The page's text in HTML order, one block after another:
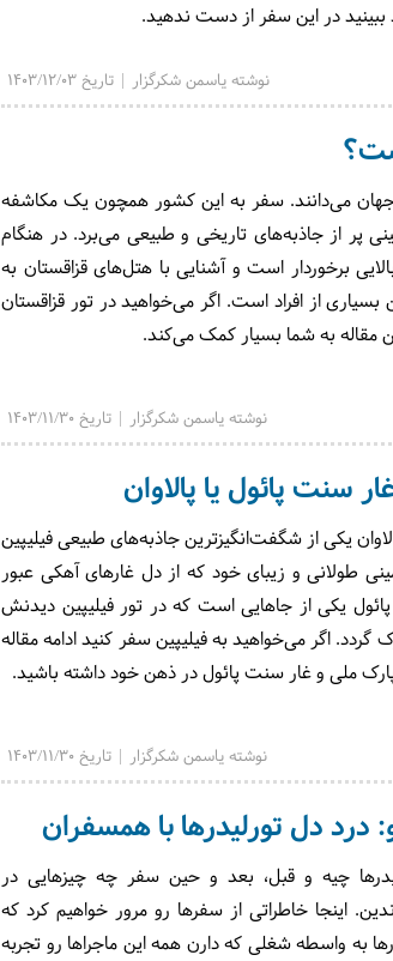
ببینید در این سفر از دست ندهید.
نوشته یاسمن شکرگزار | تاریخ 1403/12/03
می‌دانند. سفر به این کشور همچون یک مکاشفه
پر از جاذبه‌های تاریخی و طبیعی می‌برد. در هنگام
برخوردار است و آشنایی با هتل‌های قزاقستان به
از افراد است. اگر می‌خواهید در تور قزاقستان
مقاله به شما بسیار کمک می‌کند.
نوشته یاسمن شکرگزار | تاریخ 1403/11/30
سنت پائول یا پالاوان
یکی از شگفت‌انگیزترین جاذبه‌های طبیعی فیلیپین
طولانی و زیبای خود که از دل غارهای آهکی عبور
یکی از جاهایی است که در تور فیلیپین دیدنش
اگر می‌خواهید به فیلیپین سفر کنید ادامه مقاله
ملی و غار سنت پائول در ذهن خود داشته باشید.
نوشته یاسمن شکرگزار | تاریخ 1403/11/30
درد دل تورلیدرها با همسفران
چیه و قبل، بعد و حین سفر چه چیزهایی در
اینجا خاطراتی از سفرها رو مرور خواهیم کرد که
به واسطه شغلی که دارن همه این ماجراها رو تجربه